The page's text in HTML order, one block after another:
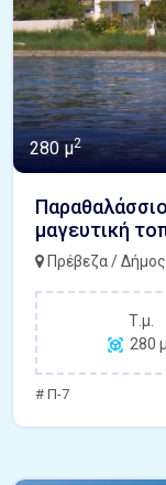
280 μ2
μαγευτική
Πρέβεζα /
Τ.μ.
280
# Π-7